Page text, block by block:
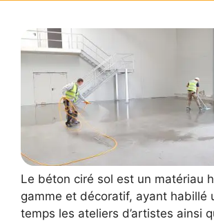
Le béton ciré sol est un matériau
gamme et décoratif, ayant habillé
temps les ateliers d’artistes ainsi